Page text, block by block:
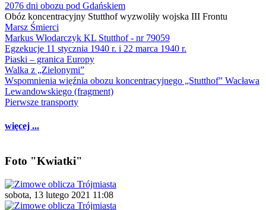
2076 dni obozu pod Gdańskiem
Obóz koncentracyjny Stutthof wyzwoliły wojska III Frontu
Marsz Śmierci
Markus Włodarczyk KL Stutthof - nr 79059
Egzekucje 11 stycznia 1940 r. i 22 marca 1940 r.
Piaski – granica Europy
Walka z „Zielonymi”
Wspomnienia więźnia obozu koncentracyjnego „Stutthof” Wacława
Lewandowskiego (fragment)
Pierwsze transporty
więcej ...
Foto "Kwiatki"
sobota, 13 lutego 2021 11:08